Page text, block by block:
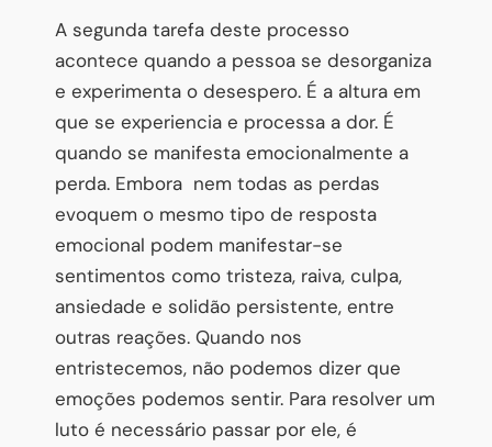
A segunda tarefa deste processo
acontece quando a pessoa se desorganiza
e experimenta o desespero. É a altura em
que se experiencia e processa a dor. É
quando se manifesta emocionalmente a
perda. Embora nem todas as perdas
evoquem o mesmo tipo de resposta
emocional podem manifestar-se
sentimentos como tristeza, raiva, culpa,
ansiedade e solidão persistente, entre
outras reações. Quando nos
entristecemos, não podemos dizer que
emoções podemos sentir. Para resolver um
luto é necessário passar por ele, é